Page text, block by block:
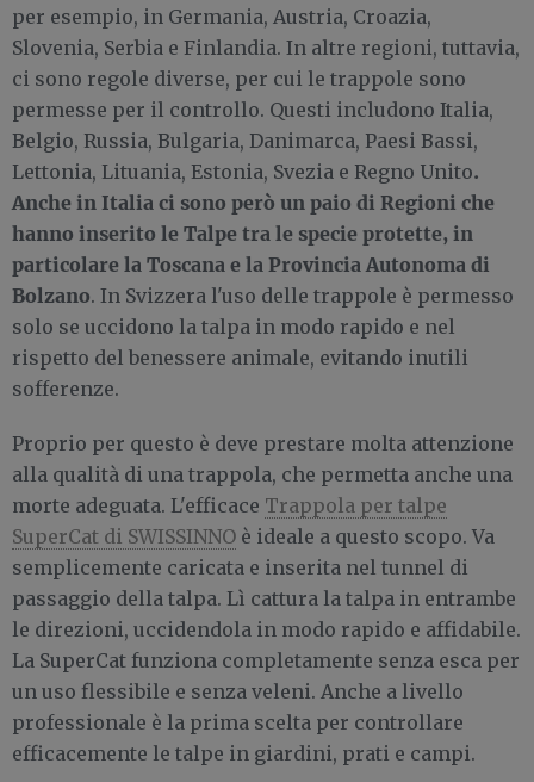
per esempio, in Germania, Austria, Croazia,
Slovenia, Serbia e Finlandia. In altre regioni, tuttavia,
ci sono regole diverse, per cui le trappole sono
permesse per il controllo. Questi includono Italia,
Belgio, Russia, Bulgaria, Danimarca, Paesi Bassi,
Lettonia, Lituania, Estonia, Svezia e Regno Unito.
Anche in Italia ci sono però un paio di Regioni che
hanno inserito le Talpe tra le specie protette, in
particolare la Toscana e la Provincia Autonoma di
Bolzano. In Svizzera l'uso delle trappole è permesso
solo se uccidono la talpa in modo rapido e nel
rispetto del benessere animale, evitando inutili
sofferenze.
Proprio per questo è deve prestare molta attenzione
alla qualità di una trappola, che permetta anche una
morte adeguata. L'efficace Trappola per talpe
SuperCat di SWISSINNO è ideale a questo scopo. Va
semplicemente caricata e inserita nel tunnel di
passaggio della talpa. Lì cattura la talpa in entrambe
le direzioni, uccidendola in modo rapido e affidabile.
La SuperCat funziona completamente senza esca per
un uso flessibile e senza veleni. Anche a livello
professionale è la prima scelta per controllare
efficacemente le talpe in giardini, prati e campi.